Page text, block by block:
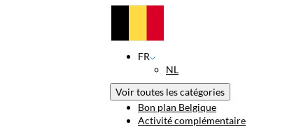
FR
NL
Voir toutes les catégories
Bon plan Belgique
Activité complémentaire